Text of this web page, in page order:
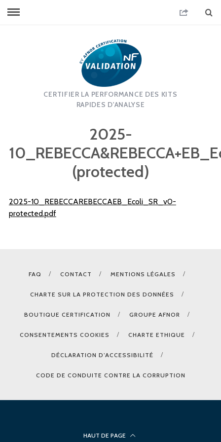
CERTIFIER LA PERFORMANCE DES KITS
RAPIDES D'ANALYSE
2025-
(protected)
2025-10_REBECCAREBECCAEB_Ecoli_SR_v0-
protected.pdf
FAQ CONTACT MENTIONS LÉGALES
CHARTE SUR LA PROTECTION DES DONNÉES
BOUTIQUE CERTIFICATION GROUPE AFNOR
CONSENTEMENTS COOKIES CHARTE ETHIQUE
DÉCLARATION D’ACCESSIBILITÉ
CODE DE CONDUITE CONTRE LA CORRUPTION
HAUT DE PAGE